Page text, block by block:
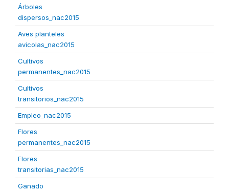
Árboles
dispersos_nac2015
Aves planteles
avicolas_nac2015
Cultivos
permanentes_nac2015
Cultivos
transitorios_nac2015
Empleo_nac2015
Flores
permanentes_nac2015
Flores
transitorias_nac2015
Ganado